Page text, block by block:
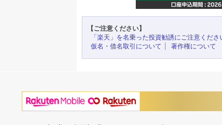
【ご注意ください】
「楽天」を名乗った投資勧誘にご注意くださ
仮名・借名取引について
著作権について